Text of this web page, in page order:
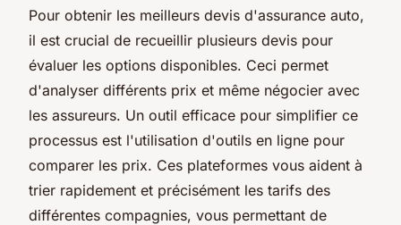
Pour obtenir les meilleurs devis d'assurance auto,
il est crucial de recueillir plusieurs devis pour
évaluer les options disponibles. Ceci permet
d'analyser différents prix et même négocier avec
les assureurs. Un outil efficace pour simplifier ce
processus est l'utilisation d'outils en ligne pour
comparer les prix. Ces plateformes vous aident à
trier rapidement et précisément les tarifs des
différentes compagnies, vous permettant de